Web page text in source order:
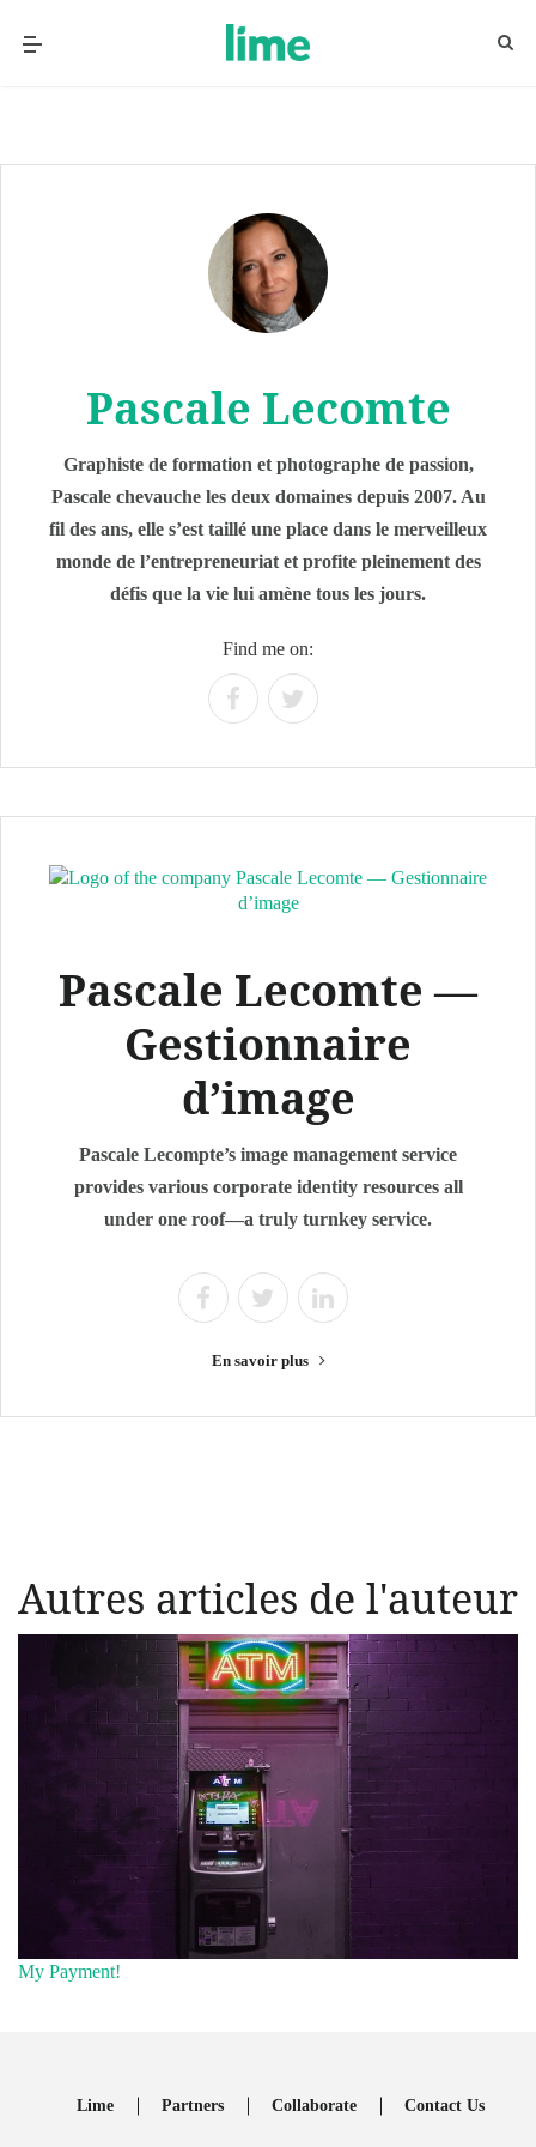
Pascale Lecomte
Graphiste de formation et photographe de passion,
Pascale chevauche les deux domaines depuis 2007. Au
fil des ans, elle s’est taillé une place dans le merveilleux
monde de l’entrepreneuriat et profite pleinement des
défis que la vie lui amène tous les jours.
Find me on:
Pascale Lecomte —
Gestionnaire
d’image
Pascale Lecompte’s image management service
provides various corporate identity resources all
under one roof—a truly turnkey service.
En savoir plus
Autres articles de l'auteur
My Payment!
Lime Partners Collaborate Contact Us